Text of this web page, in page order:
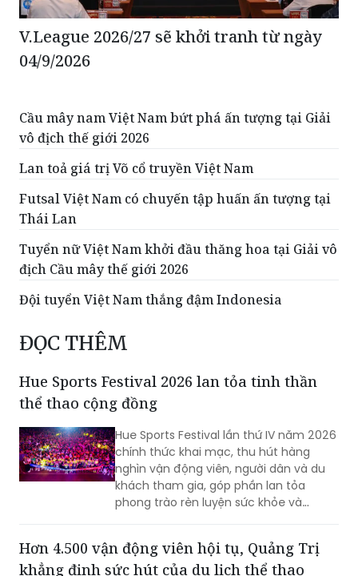
V.League 2026/27 sẽ khởi tranh từ ngày
04/9/2026
Cầu mây nam Việt Nam bứt phá ấn tượng tại Giải
vô địch thế giới 2026
Lan toả giá trị Võ cổ truyền Việt Nam
Futsal Việt Nam có chuyến tập huấn ấn tượng tại
Thái Lan
Tuyển nữ Việt Nam khởi đầu thăng hoa tại Giải vô
địch Cầu mây thế giới 2026
Đội tuyển Việt Nam thắng đậm Indonesia
ĐỌC THÊM
Hue Sports Festival 2026 lan tỏa tinh thần
thể thao cộng đồng
Hue Sports Festival lần thứ IV năm 2026
chính thức khai mạc, thu hút hàng
nghìn vận động viên, người dân và du
khách tham gia, góp phần lan tỏa
phong trào rèn luyện sức khỏe và
Hơn 4.500 vận động viên hội tụ, Quảng Trị
khẳng định sức hút của du lịch thể thao